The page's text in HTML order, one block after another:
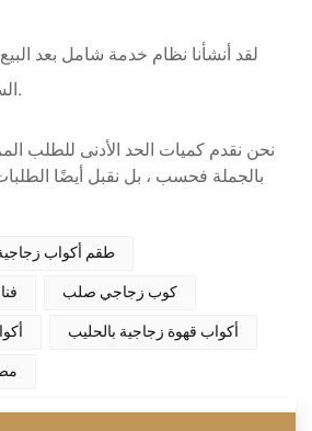
لقد أنشأنا نظام خدمة شامل بعد
السريع والحلول الفعالة.
نحن نقدم كميات الحد الأدنى للطلب
بالجملة فحسب ، بل نقبل أيضًا
طقم أكواب
كوب زجاجي صلب
أكواب قهوة زجاجية بالحليب